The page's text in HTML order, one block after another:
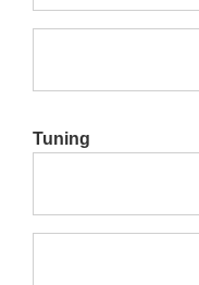
Tuning